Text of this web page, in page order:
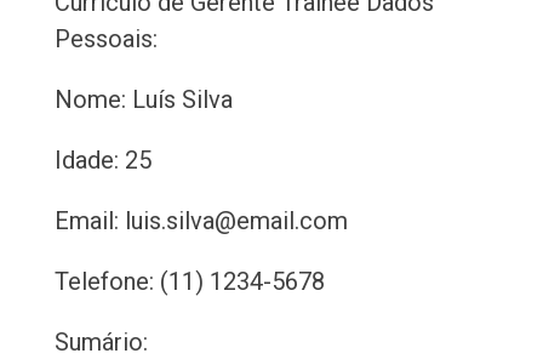
Pessoais:
Nome: Luís Silva
Idade: 25
Email: luis.silva@email.com
Telefone: (11) 1234-5678
Sumário: